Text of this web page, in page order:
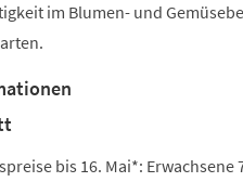
im Blumen- und
bis 16. Mai*: Erwachsene